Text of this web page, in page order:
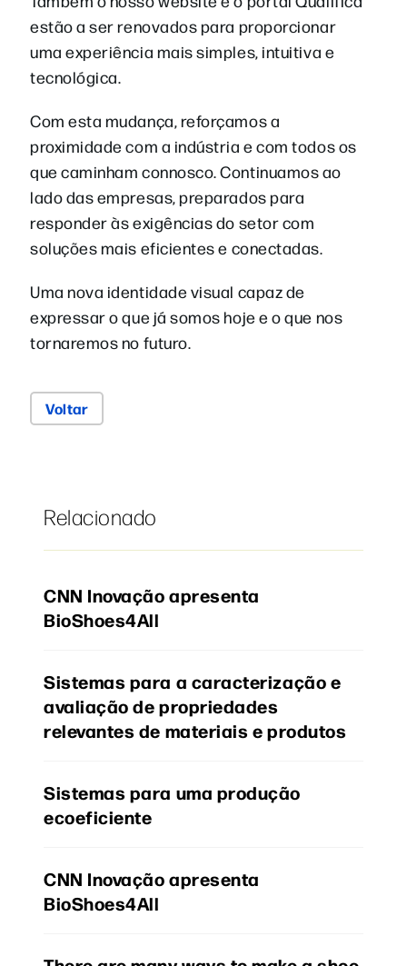
estão a ser renovados para proporcionar
uma experiência mais simples, intuitiva e
tecnológica.
Com esta mudança, reforçamos a
proximidade com a indústria e com todos os
que caminham connosco. Continuamos ao
lado das empresas, preparados para
responder às exigências do setor com
soluções mais eficientes e conectadas.
Uma nova identidade visual capaz de
expressar o que já somos hoje e o que nos
tornaremos no futuro.
Voltar
Relacionado
CNN Inovação apresenta
BioShoes4All
Sistemas para a caracterização e
avaliação de propriedades
relevantes de materiais e produtos
Sistemas para uma produção
ecoeficiente
CNN Inovação apresenta
BioShoes4All